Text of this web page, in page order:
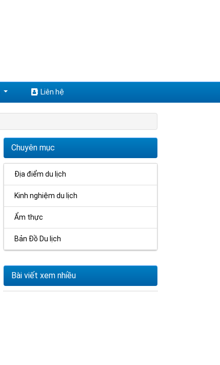
Liên hệ
Chuyên mục
Địa điểm du lịch
Kinh nghiệm du lịch
Ẩm thực
Bản Đồ Du lịch
Bài viết xem nhiều